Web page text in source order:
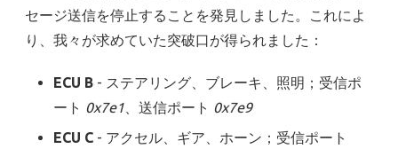
セージ送信を停止することを発見しました。これによ
り、我々が求めていた突破口が得られました：
ECU B - ステアリング、ブレーキ、照明；受信ポ
ート 0x7e1 、送信ポート 0x7e9
ECU C - アクセル、ギア、ホーン；受信ポート